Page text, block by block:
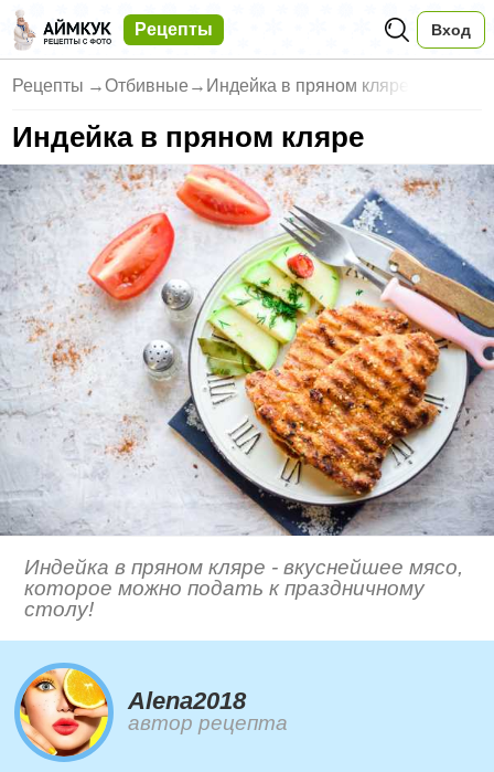
Рецепты Вход
Рецепты →Отбивные → Индейка в пряном кляре
Индейка в пряном кляре
Индейка в пряном кляре - вкуснейшее мясо,
которое можно подать к праздничному
столу!
Alena2018
автор рецепта